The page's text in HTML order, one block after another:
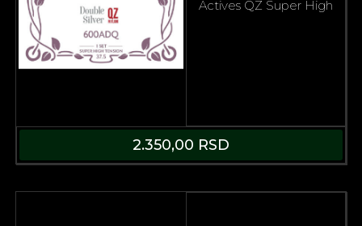
Actives QZ Super High
2.350,00 RSD